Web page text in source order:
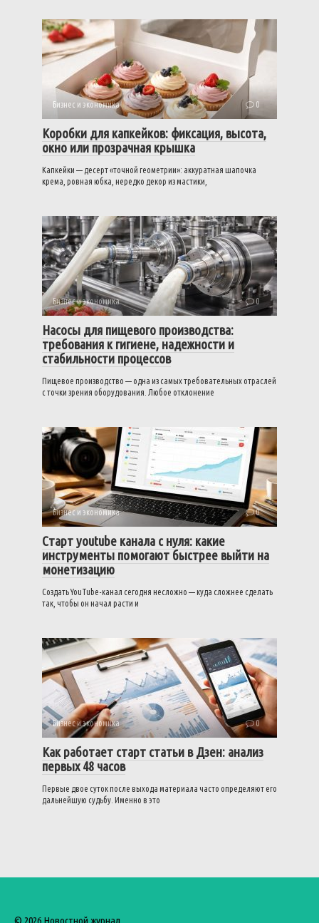
Бизнес и экономика 0
Коробки для капкейков: фиксация, высота,
окно или прозрачная крышка
Капкейки — десерт «точной геометрии»: аккуратная шапочка
крема, ровная юбка, нередко декор из мастики,
Бизнес и экономика 0
Насосы для пищевого производства:
требования к гигиене, надежности и
стабильности процессов
Пищевое производство — одна из самых требовательных отраслей
с точки зрения оборудования. Любое отклонение
Бизнес и экономика 0
Старт youtube канала с нуля: какие
инструменты помогают быстрее выйти на
монетизацию
Создать YouTube-канал сегодня несложно — куда сложнее сделать
так, чтобы он начал расти и
Бизнес и экономика 0
Как работает старт статьи в Дзен: анализ
первых 48 часов
Первые двое суток после выхода материала часто определяют его
дальнейшую судьбу. Именно в это
© 2026 Новостной журнал